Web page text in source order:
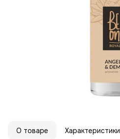
О товаре Характеристики